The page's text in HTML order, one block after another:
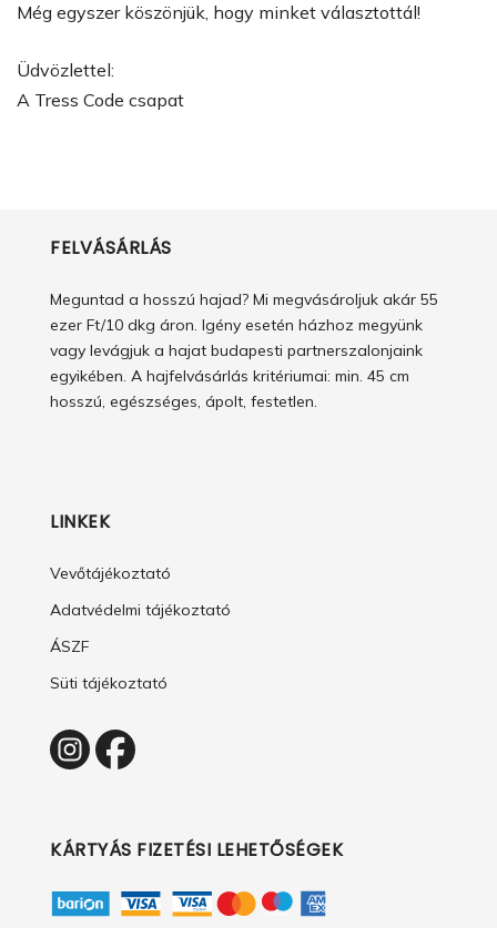
Még egyszer köszönjük, hogy minket választottál!
Üdvözlettel:
A Tress Code csapat
FELVÁSÁRLÁS
Meguntad a hosszú hajad? Mi megvásároljuk akár 55
ezer Ft/10 dkg áron. Igény esetén házhoz megyünk
vagy levágjuk a hajat budapesti partnerszalonjaink
egyikében. A hajfelvásárlás kritériumai: min. 45 cm
hosszú, egészséges, ápolt, festetlen.
LINKEK
Vevőtájékoztató
Adatvédelmi tájékoztató
ÁSZF
Süti tájékoztató
KÁRTYÁS FIZETÉSI LEHETŐSÉGEK